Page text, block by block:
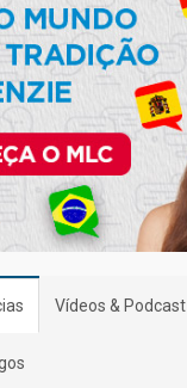
Vídeos & Podcast